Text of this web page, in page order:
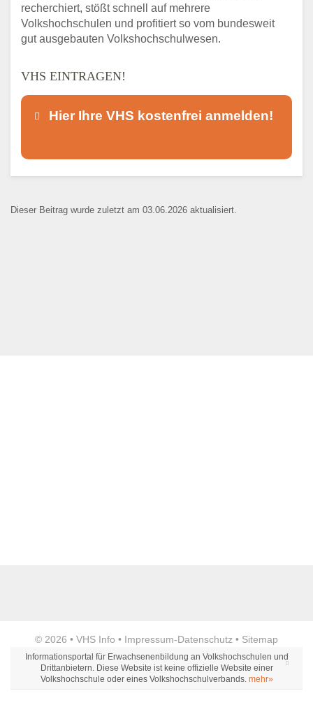
recherchiert, stößt schnell auf mehrere
Volkshochschulen und profitiert so vom bundesweit
gut ausgebauten Volkshochschulwesen.
VHS EINTRAGEN!
Hier Ihre VHS kostenfrei anmelden!
Kontaktaufnahme und ist nicht
Webseite
Dieser Beitrag wurde zuletzt am 03.06.2026 aktualisiert.
© 2026 • VHS Info • Impressum-Datenschutz • Sitemap
Informationsportal für Erwachsenenbildung an Volkshochschulen und
Drittanbietern. Diese Website ist keine offizielle Website einer
Volkshochschule oder eines Volkshochschulverbands. mehr»